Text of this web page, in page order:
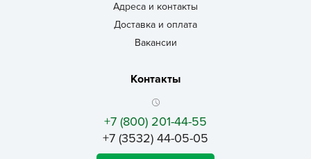
Адреса и контакты
Доставка и оплата
Вакансии
Контакты
+7 (800) 201-44-55
+7 (3532) 44-05-05